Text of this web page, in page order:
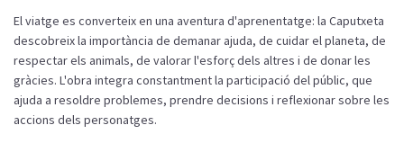
El viatge es converteix en una aventura d'aprenentatge: la Caputxeta
descobreix la importància de demanar ajuda, de cuidar el planeta, de
respectar els animals, de valorar l'esforç dels altres i de donar les
gràcies. L'obra integra constantment la participació del públic, que
ajuda a resoldre problemes, prendre decisions i reflexionar sobre les
accions dels personatges.